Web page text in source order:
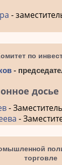
-
по
-
досье
-
-
торговле